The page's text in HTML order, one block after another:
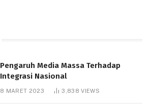
Pengaruh Media Massa Terhadap
Integrasi Nasional
8 MARET 2023 3,838VIEWS